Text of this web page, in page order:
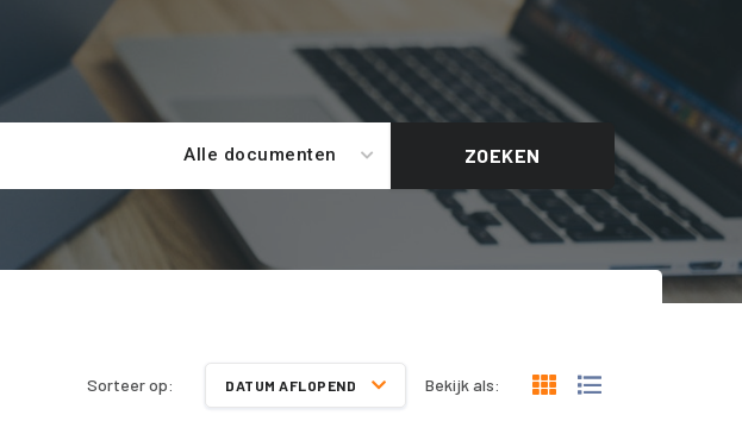
Alle documenten ZOEKEN
Sorteer op: DATUM AFLOPEND Bekijk als: